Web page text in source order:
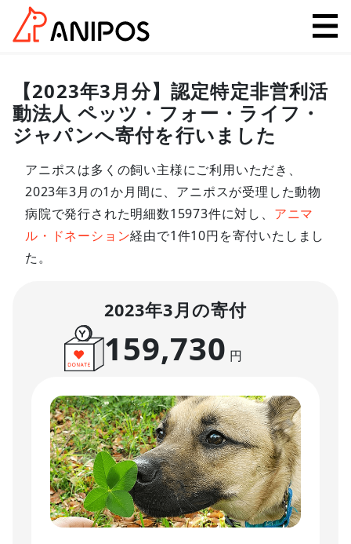
【2023年3月分】認定特定非営利活
動法人 ペッツ・フォー・ライフ・
ジャパンへ寄付を行いました
アニポスは多くの飼い主様にご利用いただき、
2023年3月の1か月間に、アニポスが受理した動物
病院で発行された明細数15973件に対し、 アニマ
ル・ドネーション経由で1件10円を寄付いたしまし
た。
2023年3月の寄付
159,730 円